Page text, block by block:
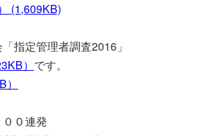
(1,609KB)
指定管理者調査2016」
） です。
０連発